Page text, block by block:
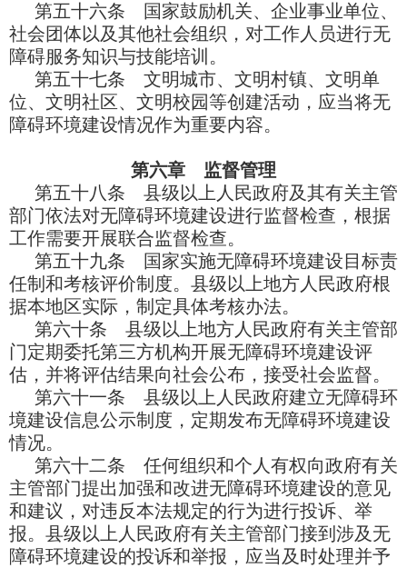
第五十六条 国家鼓励机关、企业事业单位、
社会团体以及其他社会组织，对工作人员进行无
障碍服务知识与技能培训。
第五十七条 文明城市、文明村镇、文明单
位、文明社区、文明校园等创建活动，应当将无
障碍环境建设情况作为重要内容。
第六章 监督管理
第五十八条 县级以上人民政府及其有关主管
部门依法对无障碍环境建设进行监督检查，根据
工作需要开展联合监督检查。
第五十九条 国家实施无障碍环境建设目标责
任制和考核评价制度。县级以上地方人民政府根
据本地区实际，制定具体考核办法。
第六十条 县级以上地方人民政府有关主管部
门定期委托第三方机构开展无障碍环境建设评
估，并将评估结果向社会公布，接受社会监督。
第六十一条 县级以上人民政府建立无障碍环
境建设信息公示制度，定期发布无障碍环境建设
情况。
第六十二条 任何组织和个人有权向政府有关
主管部门提出加强和改进无障碍环境建设的意见
和建议，对违反本法规定的行为进行投诉、举
报。县级以上人民政府有关主管部门接到涉及无
障碍环境建设的投诉和举报，应当及时处理并予